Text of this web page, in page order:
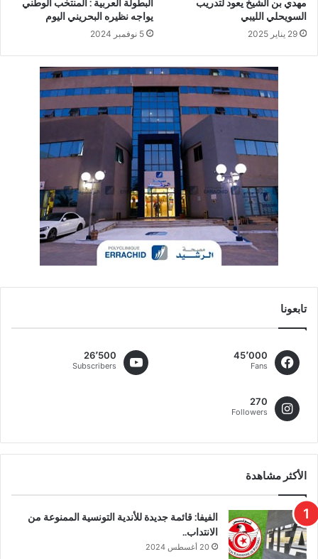
مهدي بن الشيخ يعود لتدريب
السويحلي الليبي
29 يناير 2025
البطولة العربية : المنتخب الوطني
يواجه نظيره البحريني اليوم
5 نوفمبر 2024
تابعونا
45٬000
Fans
26٬500
Subscribers
270
Followers
الأكثر مشاهدة
الفيفا: قائمة جديدة للأندية التونسية الممنوعة من
الانتداب..
20 أغسطس 2024